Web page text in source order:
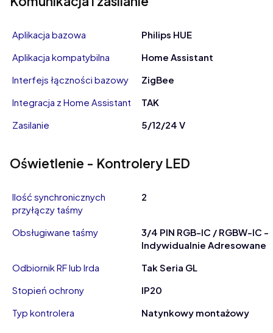
Aplikacja bazowa
Philips HUE
Aplikacja kompatybilna
Home Assistant
Interfejs łączności bazowy
ZigBee
Integracja z Home Assistant
TAK
Zasilanie
5/12/24 V
Oświetlenie - Kontrolery LED
Ilość synchronicznych
przyłączy taśmy
2
Obsługiwane taśmy
3/4 PIN RGB-IC / RGBW-IC -
Indywidualnie Adresowane
Odbiornik RF lub Irda
Tak Seria GL
Stopień ochrony
IP20
Typ kontrolera
Natynkowy montażowy